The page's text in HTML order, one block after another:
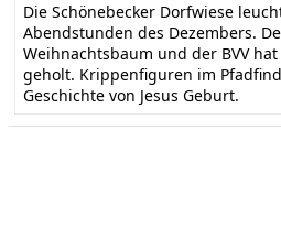
Die Schönebecker Dorfwiese
Abendstunden des Dezembers.
Weihnachtsbaum und der BVV
geholt. Krippenfiguren im
Geschichte von Jesus Geburt.